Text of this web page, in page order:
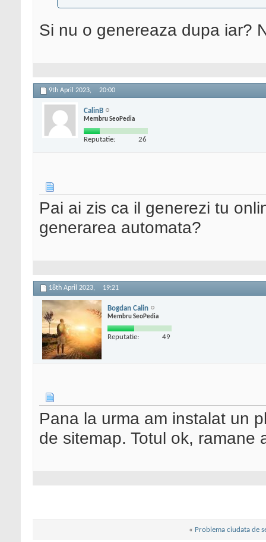
Si nu o genereaza dupa iar?
9th April 2023, 20:00
CalinB
Membru SeoPedia
Reputatie: 26
Pai ai zis ca il generezi tu
generarea automata?
18th April 2023, 19:21
Bogdan Calin
Membru SeoPedia
Reputatie: 49
Pana la urma am instalat un
de sitemap. Totul ok, ramane
« Problema ciudata de